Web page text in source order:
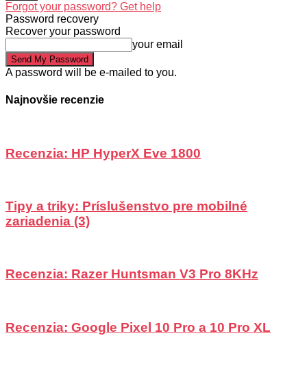
Forgot your password? Get help
Password recovery
Recover your password
your email
A password will be e-mailed to you.
Najnovšie recenzie
Recenzia: HP HyperX Eve 1800
Tipy a triky: Príslušenstvo pre mobilné
zariadenia (3)
Recenzia: Razer Huntsman V3 Pro 8KHz
Recenzia: Google Pixel 10 Pro a 10 Pro XL